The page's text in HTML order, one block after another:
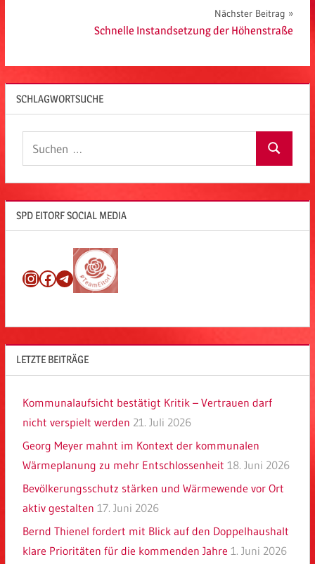
Nächster Beitrag
Schnelle Instandsetzung der Höhenstraße
SCHLAGWORTSUCHE
Suchen
SPD EITORF SOCIAL MEDIA
Instagram
Facebook
Telegram
LETZTE BEITRÄGE
Kommunalaufsicht bestätigt Kritik – Vertrauen darf
nicht verspielt werden 21. Juli 2026
Georg Meyer mahnt im Kontext der kommunalen
Wärmeplanung zu mehr Entschlossenheit 18. Juni 2026
Bevölkerungsschutz stärken und Wärmewende vor Ort
aktiv gestalten 17. Juni 2026
Bernd Thienel fordert mit Blick auf den Doppelhaushalt
klare Prioritäten für die kommenden Jahre 1. Juni 2026